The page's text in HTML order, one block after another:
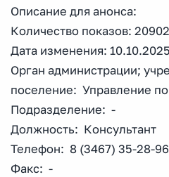
Описание для анонса:
Количество показов: 20902
Дата изменения:
Орган администрации;
поселение: Управление по
Подразделение: -
Должность: Консультант
Телефон: 8 (3467) 35-28-96
Факс: -